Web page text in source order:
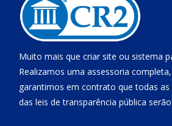
Muito mais que criar site ou sistema
Realizamos uma assessoria
garantimos em contrato que todas as
das leis de transparência pública